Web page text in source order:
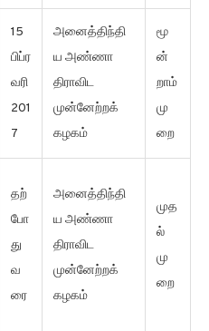
15
பிப்ர
வரி
201
7
அனைத்திந்தி
ய அண்ணா
திராவிட
முன்னேற்றக்
கழகம்
மூ
ன்
றாம்
மு
றை
தற்
போ
து
வ
ரை
அனைத்திந்தி
ய அண்ணா
திராவிட
முன்னேற்றக்
கழகம்
முத
ல்
மு
றை